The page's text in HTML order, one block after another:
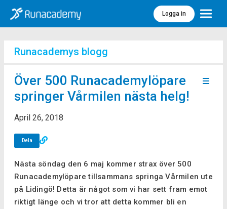
Logga in Meny
Runacademys blogg
Över 500 Runacademylöpare
springer Vårmilen nästa helg!
April 26, 2018
Dela
Nästa söndag den 6 maj kommer strax över 500
Runacademylöpare tillsammans springa Vårmilen ute
på Lidingö! Detta är något som vi har sett fram emot
riktigt länge och vi tror att detta kommer bli en